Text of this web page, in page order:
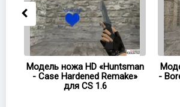
Модель ножа HD «Huntsman
- Case Hardened Remake»
для CS 1.6
-